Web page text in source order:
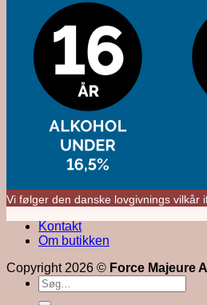
Vi følger den danske lovgivnings vilkår
Kontakt
Om butikken
Copyright 2026 © Force Majeure
Søg
efter: